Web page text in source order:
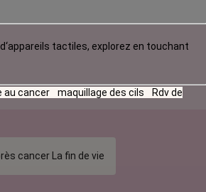
cancer La fin de vie
tactiles, explorez en touchant
au cancer maquillage des cils Rdv de